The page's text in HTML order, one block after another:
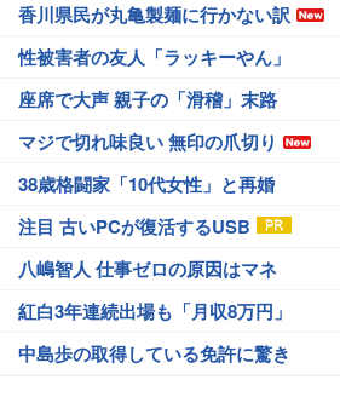
香川県民が丸亀製麺に行かない訳
性被害者の友人「ラッキーやん」
座席で大声 親子の「滑稽」末路
マジで切れ味良い 無印の爪切り
38歳格闘家「10代女性」と再婚
注目 古いPCが復活するUSB
八嶋智人 仕事ゼロの原因はマネ
紅白3年連続出場も「月収8万円」
中島歩の取得している免許に驚き